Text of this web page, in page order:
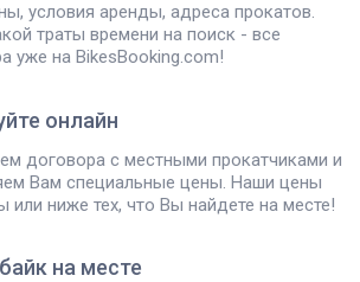
условия аренды, адреса прокатов.
траты времени на поиск - все
уже на BikesBooking.com!
онлайн
договора с местными прокатчиками и
Вам специальные цены. Наши цены
или ниже тех, что Вы найдете на месте!
на месте